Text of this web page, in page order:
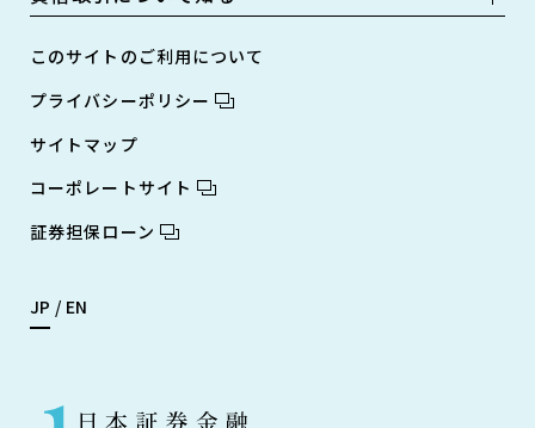
このサイトのご利用について
プライバシーポリシー
サイトマップ
コーポレートサイト
証券担保ローン
JP EN